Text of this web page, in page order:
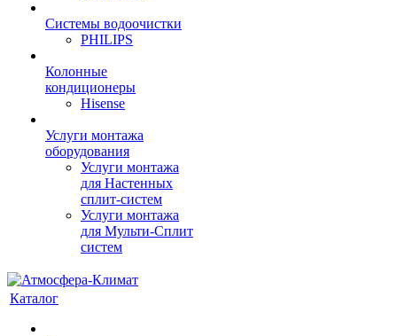
Системы водоочистки
PHILIPS
Колонные
кондиционеры
Hisense
Услуги монтажа
оборудования
Услуги монтажа
для Настенных
сплит-систем
Услуги монтажа
для Мульти-Сплит
систем
Каталог